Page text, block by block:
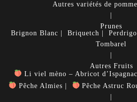
Autres variétés de
Prunes
Brignon Blanc
Briquetch
Tombarel
Autres Fruits
Li viel mèno – Abricot d’Ispagnac
Pêche Almies
Pêche Astruc